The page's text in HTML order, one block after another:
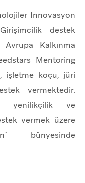
Innovasyon
destek
Kalkınma
Mentoring
işletme koçu, jüri
vermektedir.
yenilikçilik ve
vermek üzere
bünyesinde